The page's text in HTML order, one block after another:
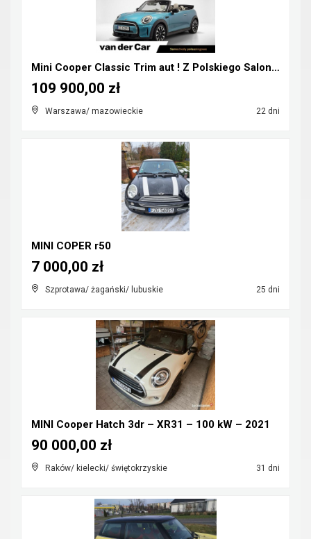
Mini Cooper Classic Trim aut ! Z Polskiego Salonu ...
Warszawa/ mazowieckie 22 dni
109 900,00 zł
MINI COPER r50
Szprotawa/ żagański/ lubuskie 25 dni
7 000,00 zł
MINI Cooper Hatch 3dr – XR31 – 100 kW – 2021
Raków/ kielecki/ świętokrzyskie 31 dni
90 000,00 zł